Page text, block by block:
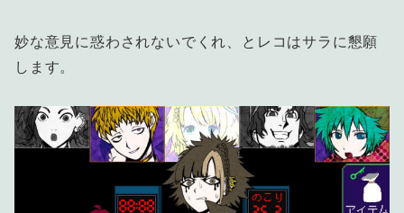
妙な意見に惑わされないでくれ、とレコはサラに懇願
します。